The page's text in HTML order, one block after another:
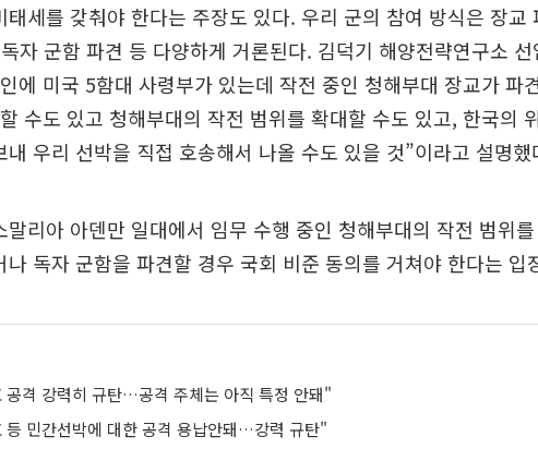
태세를 갖춰야 한다는 주장도 있다. 우리 군의 참여 방식은 장교
자 군함 파견 등 다양하게 거론된다. 김덕기 해양전략연구소
에 미국 5함대 사령부가 있는데 작전 중인 청해부대 장교가 파
수도 있고 청해부대의 작전 범위를 확대할 수도 있고, 한국의
내 우리 선박을 직접 호송해서 나올 수도 있을 것”이라고 설명했
말리아 아덴만 일대에서 임무 수행 중인 청해부대의 작전 범위
나 독자 군함을 파견할 경우 국회 비준 동의를 거쳐야 한다는 입
공격 강력히 규탄…공격 주체는 아직 특정 안돼"
등 민간선박에 대한 공격 용납안돼…강력 규탄"